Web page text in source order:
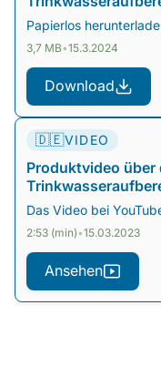
Papierlos
3,7 MB•15.3.2024
Download
🇩🇪VIDEO
Produktvideo über
Das Video bei
2:53 (min)•15.03.2023
Ansehen